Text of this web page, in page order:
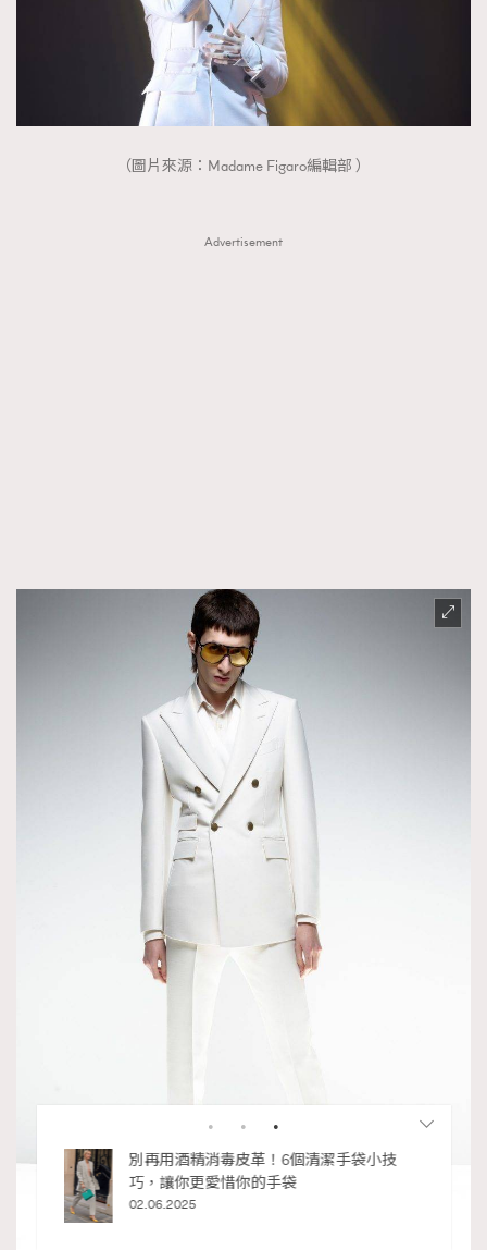
（圖片來源：Madame Figaro編輯部 ）
Advertisement
的顯
別再用酒精消毒皮革！6個清潔手袋小技
巧，讓你更愛惜你的手袋
02.06.2025